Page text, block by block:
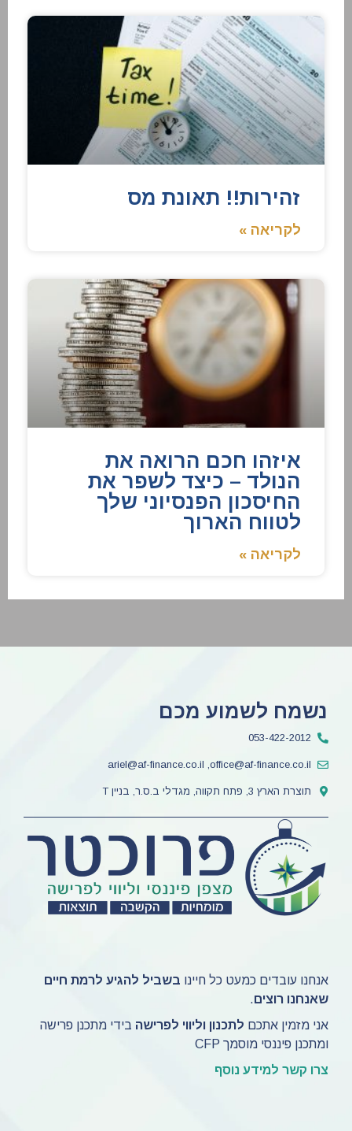
זהירות!! תאונת מס
לקריאה »
איזהו חכם הרואה את
הנולד – כיצד לשפר את
החיסכון הפנסיוני שלך
לטווח הארוך
לקריאה »
נשמח לשמוע מכם
053-422-2012
ariel@af-finance.co.il ,office@af-finance.co.il
תוצרת הארץ 3, פתח תקווה, מגדלי ב.ס.ר, בניין T
אנחנו עובדים כמעט כל חיינו בשביל להגיע לרמת חיים
שאנחנו רוצים.
אני מזמין אתכם לתכנון וליווי לפרישה בידי מתכנן פרישה
ומתכנן פיננסי מוסמך CFP
צרו קשר למידע נוסף